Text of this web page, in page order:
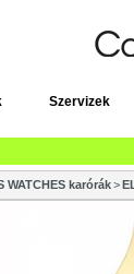
Szervizek
WATCHES karórák>